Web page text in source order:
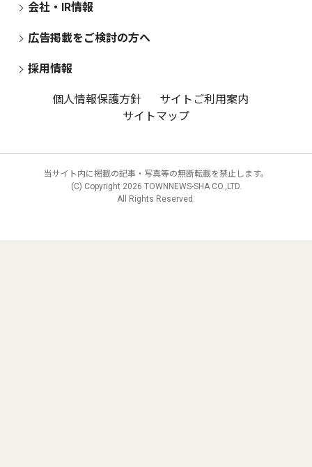
会社・IR情報
広告掲載をご検討の方へ
採用情報
個人情報保護方針
サイトご利用案内
サイトマップ
当サイト内に掲載の記事・写真等の無断転載を禁止します。
(C) Copyright 2026 TOWNNEWS-SHA CO.,LTD.
All Rights Reserved.